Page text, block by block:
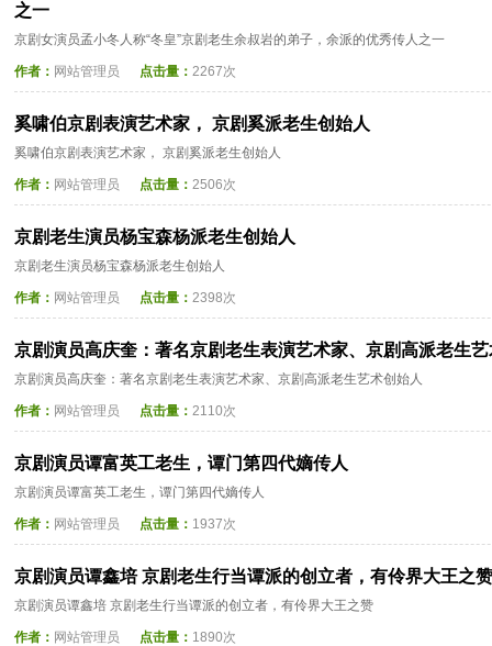
之一
京剧女演员孟小冬人称“冬皇”京剧老生余叔岩的弟子，余派的优秀传人之一
作者： 网站管理员 点击量： 2267次
奚啸伯京剧表演艺术家， 京剧奚派老生创始人
奚啸伯京剧表演艺术家， 京剧奚派老生创始人
作者： 网站管理员 点击量： 2506次
京剧老生演员杨宝森杨派老生创始人
京剧老生演员杨宝森杨派老生创始人
作者： 网站管理员 点击量： 2398次
京剧演员高庆奎：著名京剧老生表演艺术家、京剧高派老生
京剧演员高庆奎：著名京剧老生表演艺术家、京剧高派老生艺术创始人
作者： 网站管理员 点击量： 2110次
京剧演员谭富英工老生，谭门第四代嫡传人
京剧演员谭富英工老生，谭门第四代嫡传人
作者： 网站管理员 点击量： 1937次
京剧演员谭鑫培 京剧老生行当谭派的创立者，有伶界大王之赞
京剧演员谭鑫培 京剧老生行当谭派的创立者，有伶界大王之赞
作者： 网站管理员 点击量： 1890次